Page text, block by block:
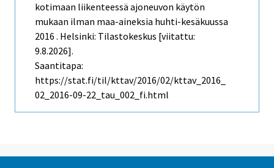
kotimaan liikenteessä ajoneuvon käytön
mukaan ilman maa-aineksia huhti-kesäkuussa
2016 . Helsinki: Tilastokeskus [viitattu:
9.8.2026].
Saantitapa:
https://stat.fi/til/kttav/2016/02/kttav_2016_
02_2016-09-22_tau_002_fi.html